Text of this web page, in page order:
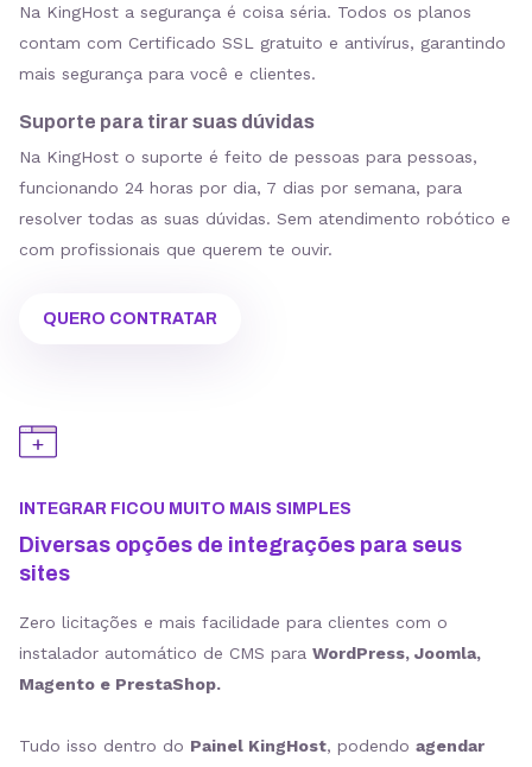
Na KingHost a segurança é coisa séria. Todos os planos
contam com Certificado SSL gratuito e antivírus, garantindo
mais segurança para você e clientes.
Suporte para tirar suas dúvidas
Na KingHost o suporte é feito de pessoas para pessoas,
funcionando 24 horas por dia, 7 dias por semana, para
resolver todas as suas dúvidas. Sem atendimento robótico e
com profissionais que querem te ouvir.
QUERO CONTRATAR
INTEGRAR FICOU MUITO MAIS SIMPLES
Diversas opções de integrações para seus
sites
Zero licitações e mais facilidade para clientes com o
instalador automático de CMS para WordPress, Joomla,
Magento e PrestaShop.
Tudo isso dentro do Painel KingHost, podendo agendar